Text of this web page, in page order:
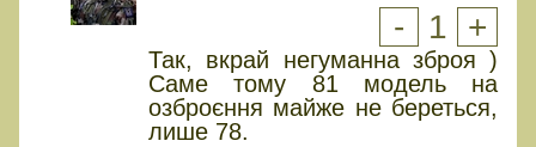
- 1 +
Так, вкрай негуманна зброя )
Саме тому 81 модель на
озброєння майже не береться,
лише 78.